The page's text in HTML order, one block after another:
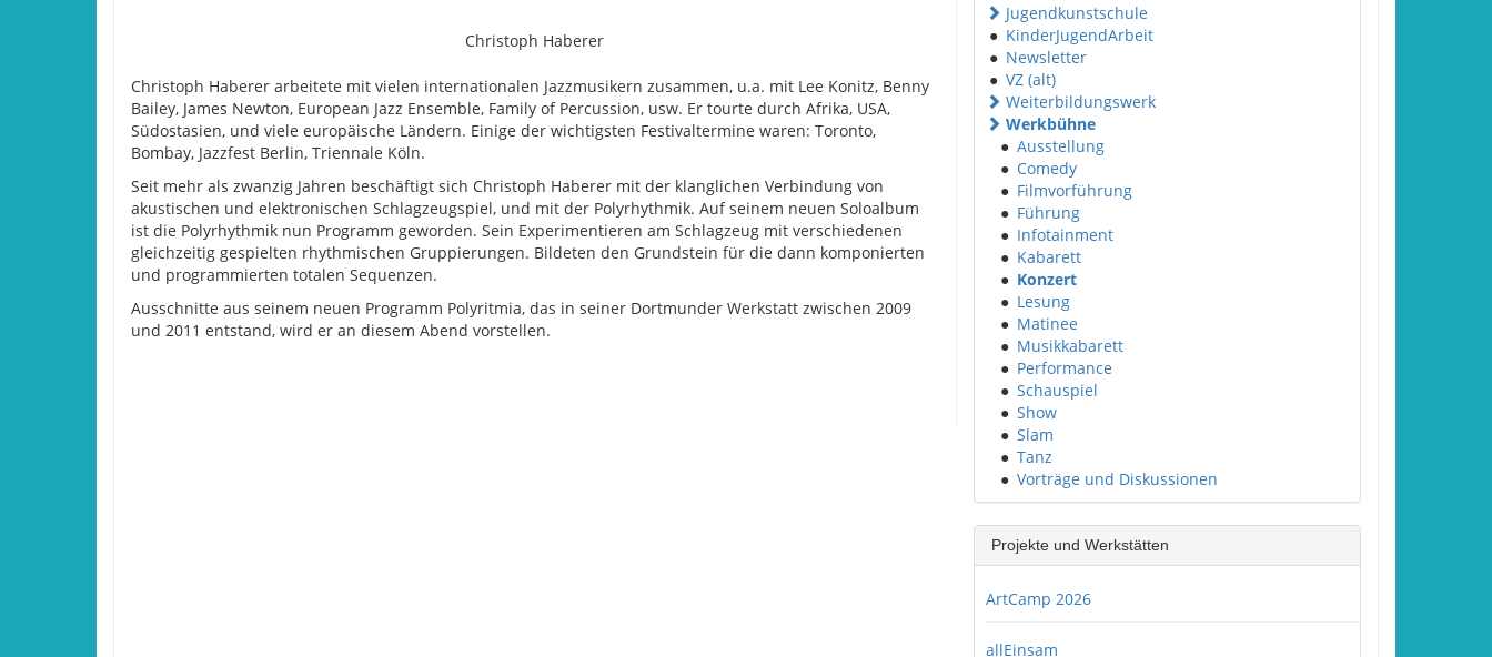
Christoph Haberer
Christoph Haberer arbeitete mit vielen internationalen Jazzmusikern zusammen, u.a. mit Lee Konitz, Benny
Bailey, James Newton, European Jazz Ensemble, Family of Percussion, usw. Er tourte durch Afrika, USA,
Südostasien, und viele europäische Ländern. Einige der wichtigsten Festivaltermine waren: Toronto,
Bombay, Jazzfest Berlin, Triennale Köln.
Seit mehr als zwanzig Jahren beschäftigt sich Christoph Haberer mit der klanglichen Verbindung von
akustischen und elektronischen Schlagzeugspiel, und mit der Polyrhythmik. Auf seinem neuen Soloalbum
ist die Polyrhythmik nun Programm geworden. Sein Experimentieren am Schlagzeug mit verschiedenen
gleichzeitig gespielten rhythmischen Gruppierungen. Bildeten den Grundstein für die dann komponierten
und programmierten totalen Sequenzen.
Ausschnitte aus seinem neuen Programm Polyritmia, das in seiner Dortmunder Werkstatt zwischen 2009
und 2011 entstand, wird er an diesem Abend vorstellen.
Jugendkunstschule
● KinderJugendArbeit
● Newsletter
● VZ (alt)
Weiterbildungswerk
Werkbühne
● Ausstellung
● Comedy
● Filmvorführung
● Führung
● Infotainment
● Kabarett
● Konzert
● Lesung
● Matinee
● Musikkabarett
● Performance
● Schauspiel
● Show
● Slam
● Tanz
● Vorträge und Diskussionen
Projekte und Werkstätten
ArtCamp 2026
allEinsam